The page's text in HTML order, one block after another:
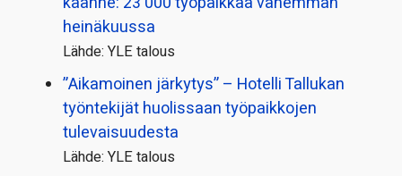
heinäkuussa
Lähde: YLE talous
”Aikamoinen järkytys” – Hotelli Tallukan
työntekijät huolissaan työpaikkojen
tulevaisuudesta
Lähde: YLE talous